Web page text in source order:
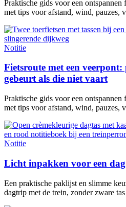
Praktische gids voor een
met tips voor afstand, wind, pauzes,
Notitie
Fietsroute met een
gebeurt als die niet vaart
Praktische gids voor een
met tips voor afstand, wind, pauzes,
Notitie
Licht inpakken voor een
Een praktische paklijst en slimme
dagtrip met de trein, zonder zware